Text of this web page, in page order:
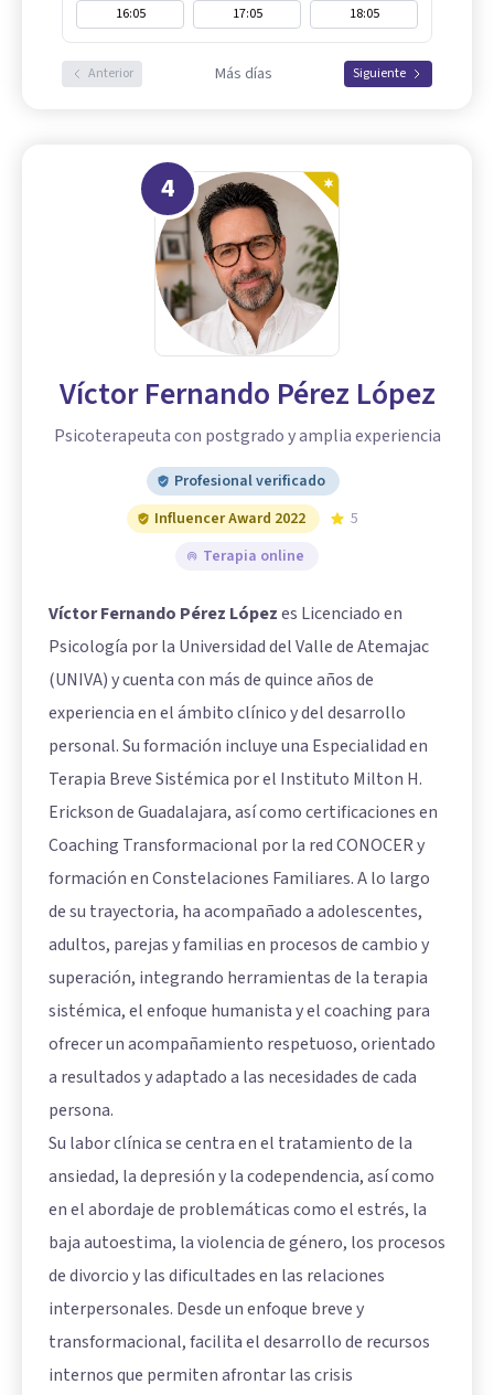
16:05
17:05 18:05
Anterior Más días Siguiente
4
Víctor Fernando Pérez López
Psicoterapeuta con postgrado y amplia experiencia
Profesional verificado
Influencer Award 2022
5
Terapia online
Víctor Fernando Pérez Lópezes Licenciado en
Psicología por la Universidad del Valle de Atemajac
(UNIVA) y cuenta con más de quince años de
experiencia en el ámbito clínico y del desarrollo
personal. Su formación incluye una Especialidad en
Terapia Breve Sistémica por el Instituto Milton H.
Erickson de Guadalajara, así como certificaciones en
Coaching Transformacional por la red CONOCER y
formación en Constelaciones Familiares. A lo largo
de su trayectoria, ha acompañado a adolescentes,
adultos, parejas y familias en procesos de cambio y
superación, integrando herramientas de la terapia
sistémica, el enfoque humanista y el coaching para
ofrecer un acompañamiento respetuoso, orientado
a resultados y adaptado a las necesidades de cada
persona.
Su labor clínica se centra en el tratamiento de la
ansiedad, la depresión y la codependencia, así como
en el abordaje de problemáticas como el estrés, la
baja autoestima, la violencia de género, los procesos
de divorcio y las dificultades en las relaciones
interpersonales. Desde un enfoque breve y
transformacional, facilita el desarrollo de recursos
internos que permiten afrontar las crisis